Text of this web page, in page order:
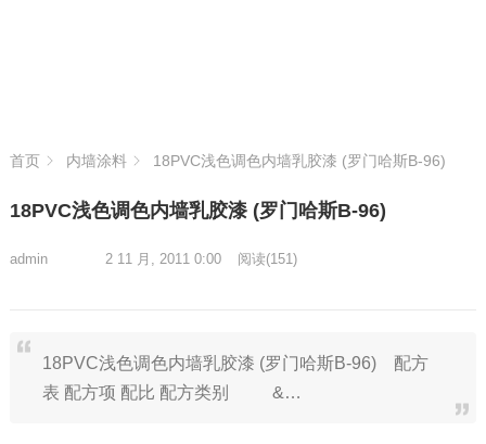
首页 内墙涂料 18PVC浅色调色内墙乳胶漆 (罗门哈斯B-96)
18PVC浅色调色内墙乳胶漆 (罗门哈斯B-96)
admin 2 11 月, 2011 0:00 阅读(151)
18PVC浅色调色内墙乳胶漆 (罗门哈斯B-96) 配方
表 配方项 配比 配方类别 &…